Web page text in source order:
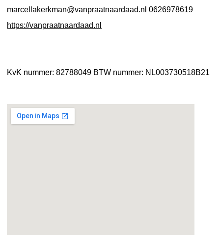
marcellakerkman@vanpraatnaardaad.nl 0626978619
https://vanpraatnaardaad.nl
KvK nummer: 82788049 BTW nummer: NL003730518B21